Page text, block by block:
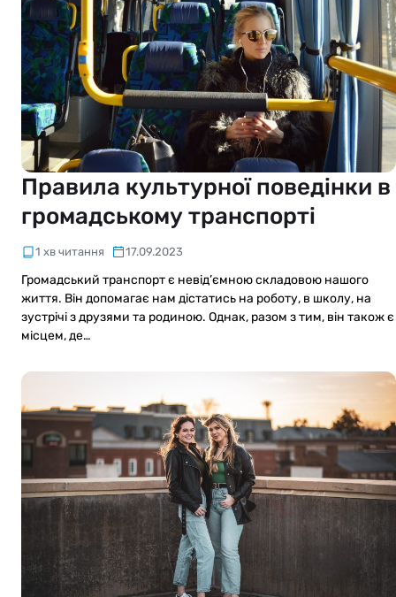
Правила культурної поведінки в
громадському транспорті
1 хв читання 17.09.2023
Громадський транспорт є невід’ємною складовою нашого
життя. Він допомагає нам дістатись на роботу, в школу, на
зустрічі з друзями та родиною. Однак, разом з тим, він також є
місцем, де…